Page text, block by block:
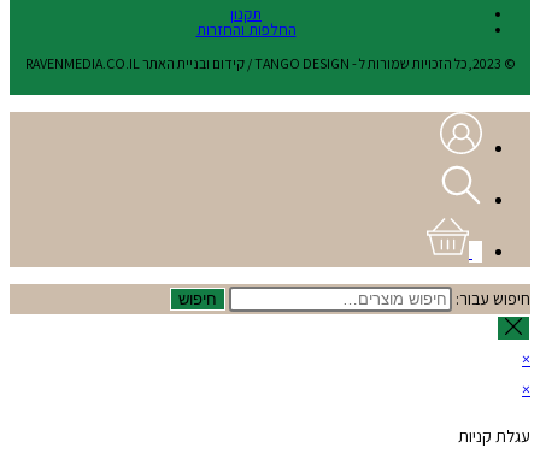
תקנון
החלפות והחזרות
© 2023,כל הזכויות שמורות ל - TANGO DESIGN / קידום ובניית האתר RAVENMEDIA.CO.IL
חיפוש עבור: חיפוש
×
×
עגלת קניות